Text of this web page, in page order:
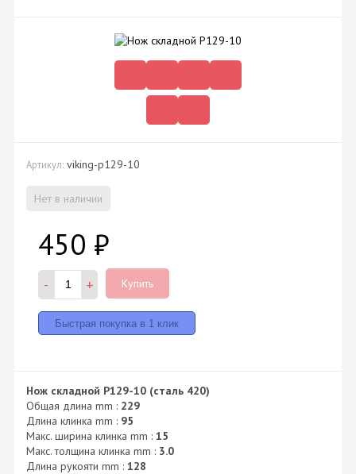
Артикул: viking-p129-10
Нет в наличии
450 ₽
- + Купить
Нож складной P129-10 (сталь 420)
Общая длина mm : 229
Длина клинка mm : 95
Макс. ширина клинка mm : 15
Макс. толщина клинка mm : 3.0
Длина рукояти mm : 128